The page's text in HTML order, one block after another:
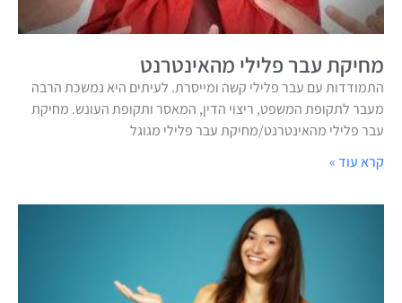
מחיקת עבר פלילי מהאינטרנט
התמודדות עם עבר פלילי קשה ומייסרת. לעיתים היא נמשכת הרבה
מעבר לתקופת המשפט, ריצוי הדין, המאסר ותקופת העונש. מחיקת
עבר פלילי מהאינטרנט/מחיקת עבר פלילי מגוגל
קרא עוד »